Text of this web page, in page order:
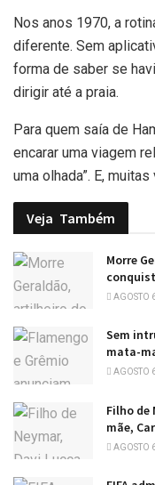
Nos anos 1970, a
diferente. Sem
forma de saber se
dirigir até a praia.
Para quem saía de
encarar uma viagem
uma olhada”. E,
Veja Também
Morre
AGOSTO
Sem
mata-
AGOSTO
Filho de
mãe,
AGOSTO